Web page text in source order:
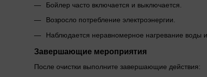
Бойлер часто включается и выключается.
Возросло потребление электроэнергии.
Наблюдается неравномерное нагревание воды
Завершающие мероприятия
После очистки выполните завершающие действия: